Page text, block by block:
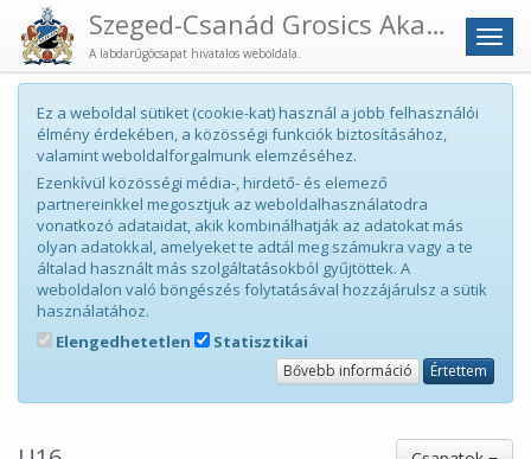
Menü
Szeged-Csanád Grosics Akadémia
A labdarúgócsapat hivatalos weboldala.
Ez a weboldal sütiket (cookie-kat) használ a jobb felhasználói
élmény érdekében, a közösségi funkciók biztosításához,
valamint weboldalforgalmunk elemzéséhez.
Ezenkívül közösségi média-, hirdető- és elemező
partnereinkkel megosztjuk az weboldalhasználatodra
vonatkozó adataidat, akik kombinálhatják az adatokat más
olyan adatokkal, amelyeket te adtál meg számukra vagy a te
általad használt más szolgáltatásokból gyűjtöttek. A
weboldalon való böngészés folytatásával hozzájárulsz a sütik
használatához.
Elengedhetetlen
Statisztikai
Bővebb információ Értettem